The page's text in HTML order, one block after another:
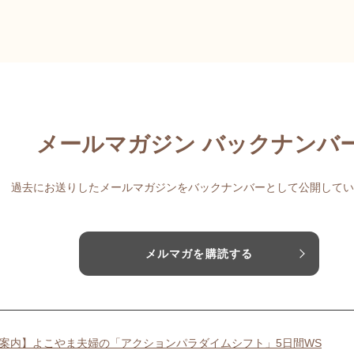
メールマガジン バックナンバ
過去にお送りしたメールマガジンをバックナンバーとして公開してい
メルマガを購読する
案内】よこやま夫婦の「アクションパラダイムシフト」5日間WS